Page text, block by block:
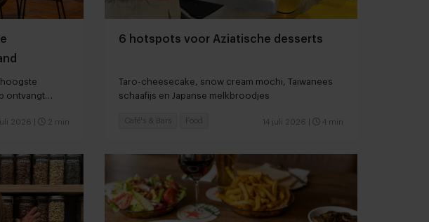
hoogste
ontvangt
juli 2026 2 min
6 hotspots voor Aziatische desserts
Taro-cheesecake, snow cream mochi, Taiwanees
schaafijs en Japanse melkbroodjes
14 juli 2026 4 min
Café's & Bars Food